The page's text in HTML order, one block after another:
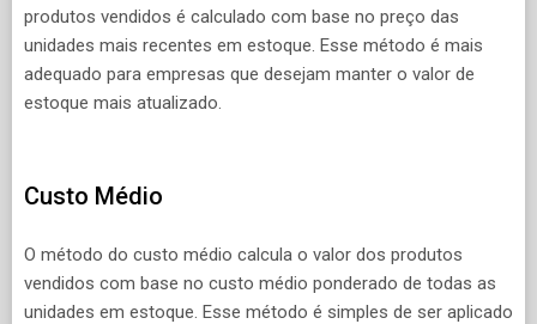
produtos vendidos é calculado com base no preço das
unidades mais recentes em estoque. Esse método é mais
adequado para empresas que desejam manter o valor de
estoque mais atualizado.
Custo Médio
O método do custo médio calcula o valor dos produtos
vendidos com base no custo médio ponderado de todas as
unidades em estoque. Esse método é simples de ser aplicado